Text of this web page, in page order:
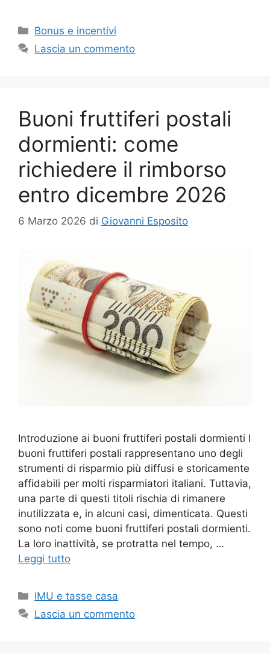
Categorie
Bonus e incentivi
Lascia un commento
Buoni fruttiferi postali
dormienti: come
richiedere il rimborso
entro dicembre 2026
6 Marzo 2026 di Giovanni Esposito
Introduzione ai buoni fruttiferi postali dormienti I
buoni fruttiferi postali rappresentano uno degli
strumenti di risparmio più diffusi e storicamente
affidabili per molti risparmiatori italiani. Tuttavia,
una parte di questi titoli rischia di rimanere
inutilizzata e, in alcuni casi, dimenticata. Questi
sono noti come buoni fruttiferi postali dormienti.
La loro inattività, se protratta nel tempo, …
Leggi tutto
Categorie
IMU e tasse casa
Lascia un commento